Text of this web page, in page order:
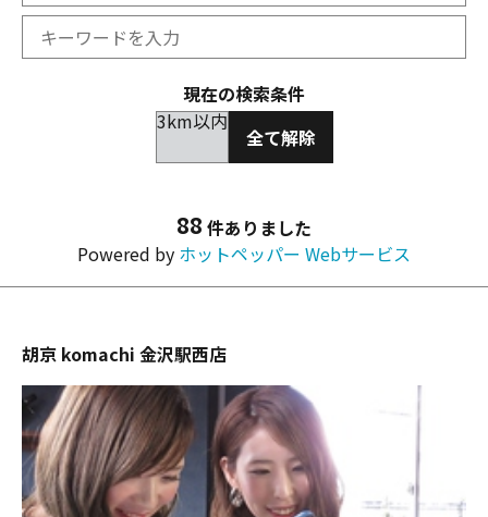
現在の検索条件
3km以内
全て解除
88 件ありました
Powered by ホットペッパー Webサービス
胡京 komachi 金沢駅西店